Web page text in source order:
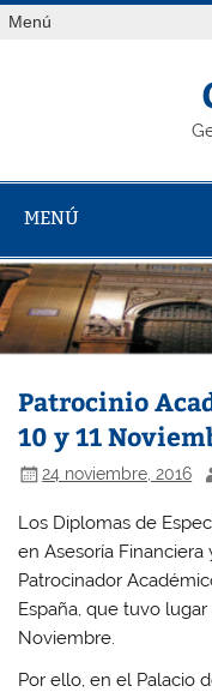
Saltar
alMenú
MENÚ
Patrocinio
10 y 11
24 noviembre, 2016
Los Diplomas de
en Asesoría
Patrocinador
España, que tuvo lugar
Noviembre.
Por ello, en el Palacio